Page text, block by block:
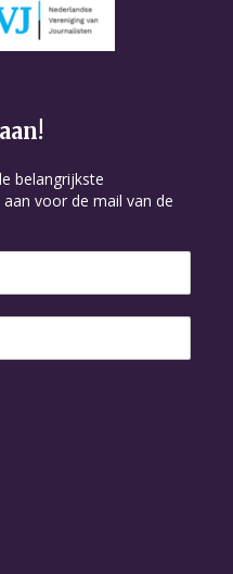
belangrijkste
voor de mail van de